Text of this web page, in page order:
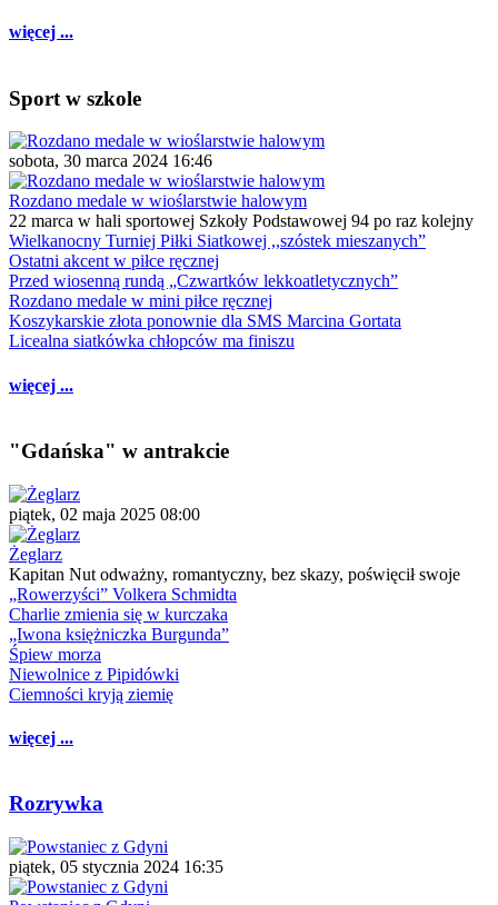
więcej ...
Sport w szkole
sobota, 30 marca 2024 16:46
Rozdano medale w wioślarstwie halowym
22 marca w hali sportowej Szkoły Podstawowej 94 po raz kolejny
Wielkanocny Turniej Piłki Siatkowej ,,szóstek mieszanych”
Ostatni akcent w piłce ręcznej
Przed wiosenną rundą „Czwartków lekkoatletycznych”
Rozdano medale w mini piłce ręcznej
Koszykarskie złota ponownie dla SMS Marcina Gortata
Licealna siatkówka chłopców ma finiszu
więcej ...
"Gdańska" w antrakcie
piątek, 02 maja 2025 08:00
Żeglarz
Kapitan Nut odważny, romantyczny, bez skazy, poświęcił swoje
„Rowerzyści” Volkera Schmidta
Charlie zmienia się w kurczaka
„Iwona księżniczka Burgunda”
Śpiew morza
Niewolnice z Pipidówki
Ciemności kryją ziemię
więcej ...
Rozrywka
piątek, 05 stycznia 2024 16:35